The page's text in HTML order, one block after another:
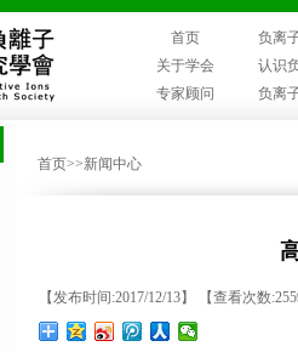
首页
负离
关于学会
认识
专家顾问
负离
首页>>新闻中心
【发布时间:2017/12/13】 【查看次数